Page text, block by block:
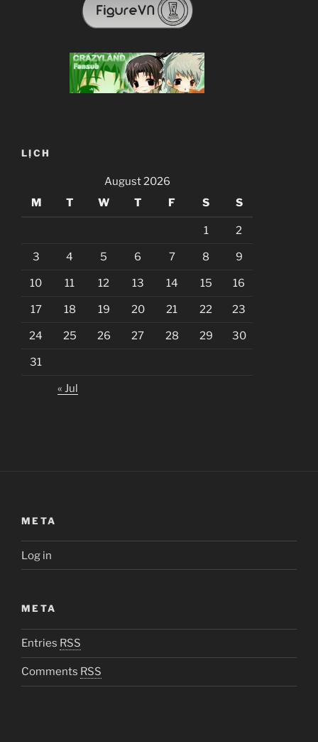
LỊCH
August 2026
M
T W T F S S
1 2
3 4 5 6 7 8 9
10 11 12 13 14 15 16
17 18 19 20 21 22 23
24 25 26 27 28 29 30
31
« Jul
META
Log in
META
Entries RSS
Comments RSS